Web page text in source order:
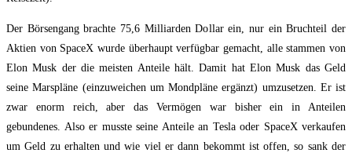
Der Börsengang brachte 75,6 Milliarden Dollar ein, nur ein Bruchteil der
Aktien von SpaceX wurde überhaupt verfügbar gemacht, alle stammen von
Elon Musk der die meisten Anteile hält. Damit hat Elon Musk das Geld
seine Marspläne (einzuweichen um Mondpläne ergänzt) umzusetzen. Er ist
zwar enorm reich, aber das Vermögen war bisher ein in Anteilen
gebundenes. Also er musste seine Anteile an Tesla oder SpaceX verkaufen
um Geld zu erhalten und wie viel er dann bekommt ist offen, so sank der